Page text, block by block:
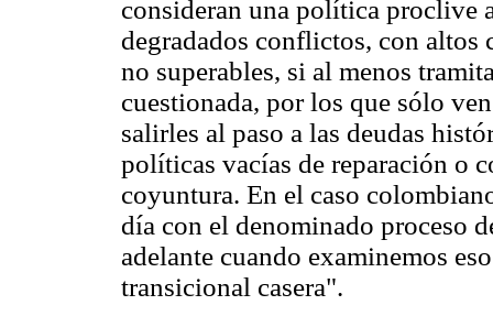
consideran una política proclive
degradados conflictos, con altos
no superables, si al menos
cuestionada, por los que sólo
salirles al paso a las deudas
políticas vacías de reparación o
coyuntura. En el caso
día con el denominado proceso
adelante cuando examinemos
transicional casera".